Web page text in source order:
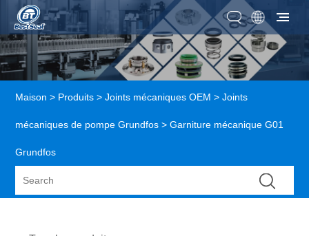
Maison > Produits >Joints mécaniques OEM >Joints
mécaniques de pompe Grundfos > Garniture mécanique G01
Grundfos